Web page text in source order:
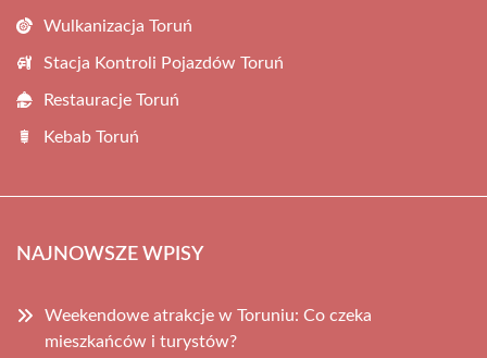
Wulkanizacja Toruń
Stacja Kontroli Pojazdów Toruń
Restauracje Toruń
Kebab Toruń
NAJNOWSZE WPISY
Weekendowe atrakcje w Toruniu: Co czeka
mieszkańców i turystów?